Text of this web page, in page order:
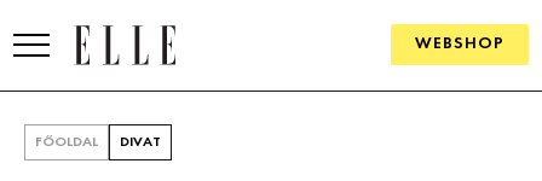
WEBSHOP
FŐOLDAL DIVAT